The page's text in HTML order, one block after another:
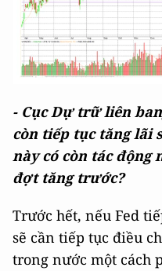
- Cục Dự trữ liên
còn tiếp tục tăng lãi
này có còn tác động
đợt tăng trước?
Trước hết, nếu Fed
sẽ cần tiếp tục điều
trong nước một cách